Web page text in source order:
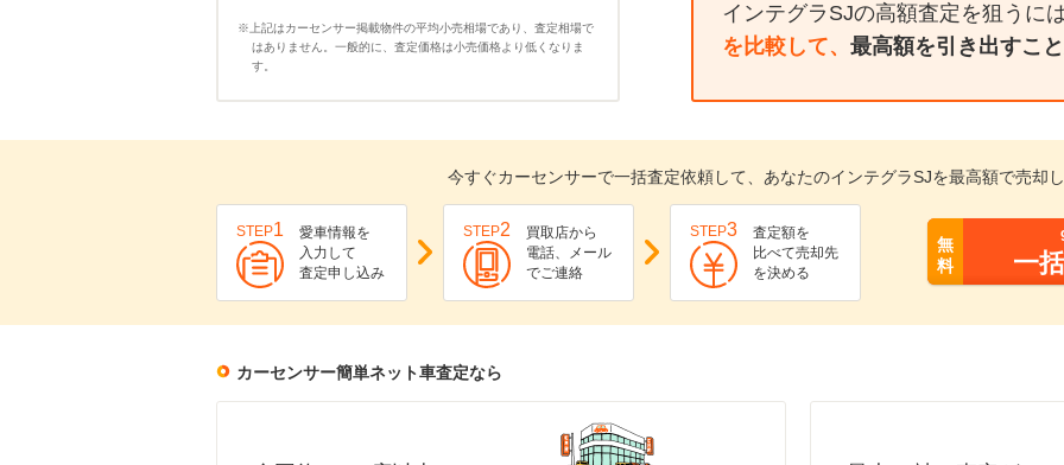
※上記はカーセンサー掲載物件の平均小売相場であり、査定相場で
はありません。一般的に、査定価格は小売価格より低くなりま
す。
インテグラSJの高額査定を狙うには
を比較して、 最高額を引き出すこ
今すぐカーセンサーで一括査定依頼して、あなたのインテグラSJを最高額で売却し
STEP1
愛車情報を
入力して
査定申し込み
STEP2
買取店から
電話、メール
でご連絡
STEP3
査定額を
比べて売却先
を決める
無
料
一
カーセンサー簡単ネット車査定なら